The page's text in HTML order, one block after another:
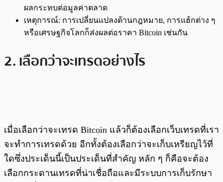
ผลกระทบต่อมูลค่าตลาด
เหตุการณ์: การเปลี่ยนแปลงด้านกฎหมาย, การแฮ้กต่าง ๆ
หรือเศรษฐกิจโลกก็ส่งผลต่อราคา Bitcoin เช่นกัน
2. เลือกว่าจะเทรดอย่างไร
เมื่อเลือกว่าจะเทรด Bitcoin แล้วก็ต้องเลือกเว็บเทรดที่เรา
จะทำการเทรดด้วย อีกทั้งต้องเลือกว่าจะเก็บเหรียญไว้ที่
ใดซึ่งประเด็นนี้เป็นประเด็นที่สำคัญ หลัก ๆ ก็คือจะต้อง
เลือกกระดานเทรดที่น่าเชื่อถือและมีระบบการเก็บรักษา